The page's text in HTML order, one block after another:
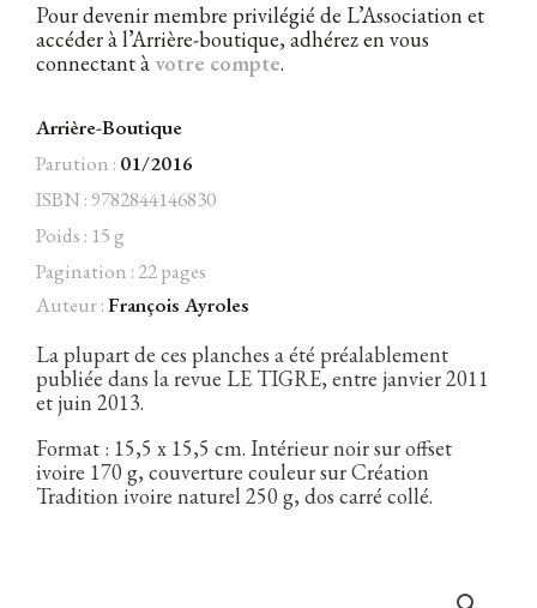
NEWSLETTER
|
Facebook
Pour devenir membre privilégié de L’Association et
accéder à l’Arrière-boutique, adhérez en vous
connectant à votre compte.
Arrière-Boutique
Parution : 01/2016
ISBN : 9782844146830
Poids : 15 g
Pagination : 22 pages
Auteur :François Ayroles
La plupart de ces planches a été préalablement
publiée dans la revue LE TIGRE, entre janvier 2011
et juin 2013.
Format : 15,5 x 15,5 cm. Intérieur noir sur offset
ivoire 170 g, couverture couleur sur Création
Tradition ivoire naturel 250 g, dos carré collé.